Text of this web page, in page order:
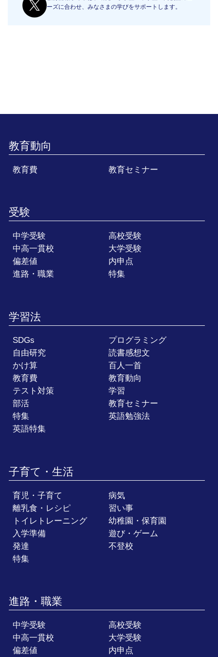
ーズに合わせ、みなさまの学びをサポートします。
教育動向
教育費 教育セミナー
受験
中学受験
高校受験
中高一貫校
大学受験
偏差値
内申点
進路・職業
特集
学習法
SDGs
プログラミング
自由研究
読書感想文
かけ算
百人一首
教育費
教育動向
テスト対策
学習
部活
教育セミナー
特集
英語勉強法
英語特集
子育て・生活
育児・子育て
病気
離乳食・レシピ
習い事
トイレトレーニング
幼稚園・保育園
入学準備
遊び・ゲーム
発達
不登校
特集
進路・職業
中学受験
高校受験
中高一貫校
大学受験
偏差値
内申点